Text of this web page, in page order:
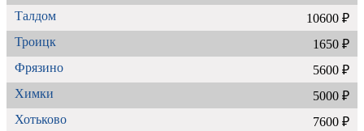
Талдом
10600 ₽
Троицк
1650 ₽
Фрязино
5600 ₽
Химки
5000 ₽
Хотьково
7600 ₽